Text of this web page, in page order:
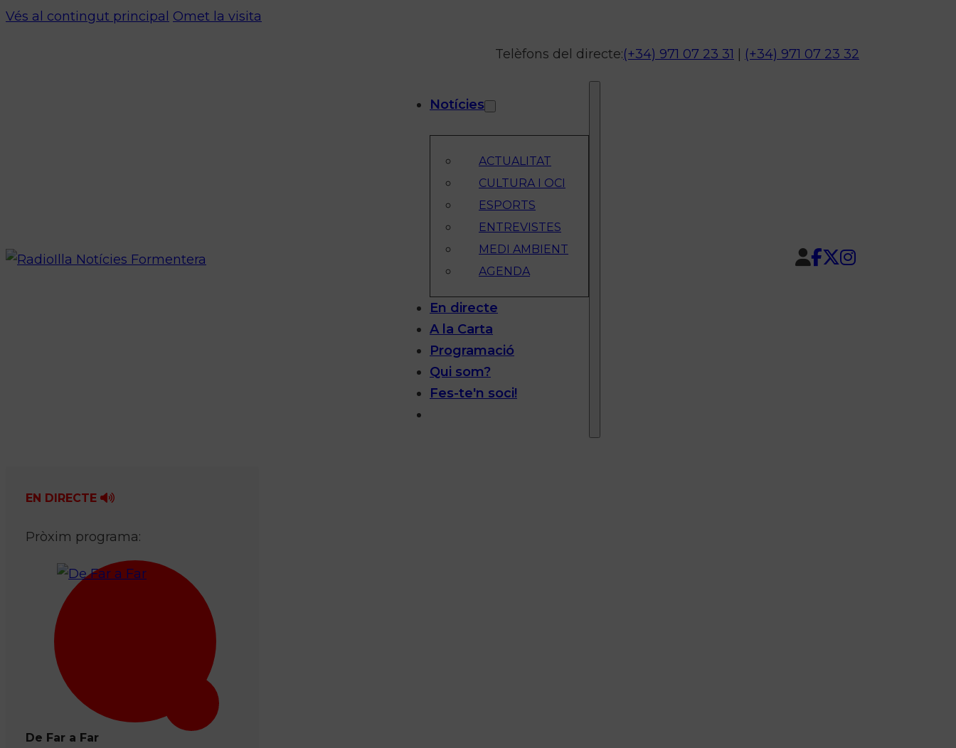
Vés al contingut principal Omet la visita
Telèfons del directe:(+34) 971 07 23 31 (+34) 971 07 23 32
Notícies
ACTUALITAT
CULTURA I OCI
ESPORTS
ENTREVISTES
MEDI AMBIENT
AGENDA
En directe
A la Carta
Programació
Qui som?
Fes-te'n soci!
EN DIRECTE
Pròxim programa:
De Far a Far